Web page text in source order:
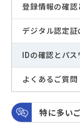
登録情報の確認
デジタル認定証
IDの確認とパ
よくあるご質問
特に多い